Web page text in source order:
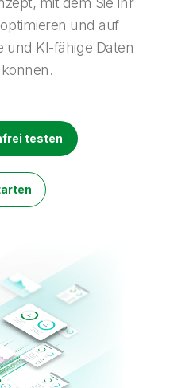
und auf
und KI-fähige Daten
testen